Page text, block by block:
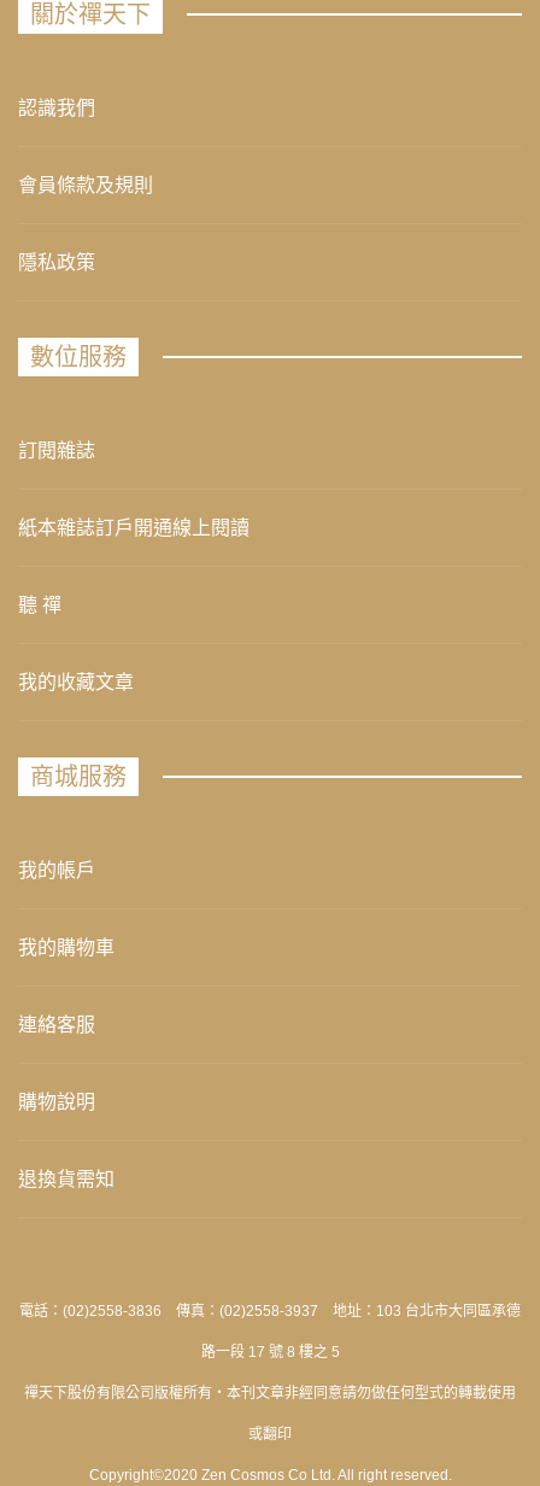
關於禪天下
認識我們
會員條款及規則
隱私政策
數位服務
訂閱雜誌
紙本雜誌訂戶開通線上閱讀
聽 禪
我的收藏文章
商城服務
我的帳戶
我的購物車
連絡客服
購物說明
退換貨需知
電話：(02)2558-3836 傳真：(02)2558-3937 地址：103 台北市大同區承德
路一段 17 號 8 樓之 5
禪天下股份有限公司版權所有‧本刊文章非經同意請勿做任何型式的轉載使用
或翻印
Copyright©2020 Zen Cosmos Co Ltd. All right reserved.